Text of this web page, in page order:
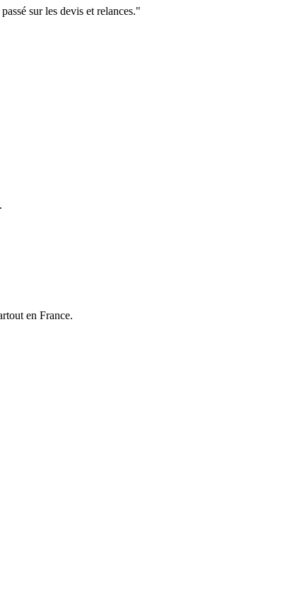
sur les devis et relances."
en France.